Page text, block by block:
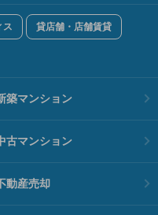
ス 貸店舗・店舗賃貸
築マンション
古マンション
動産売却